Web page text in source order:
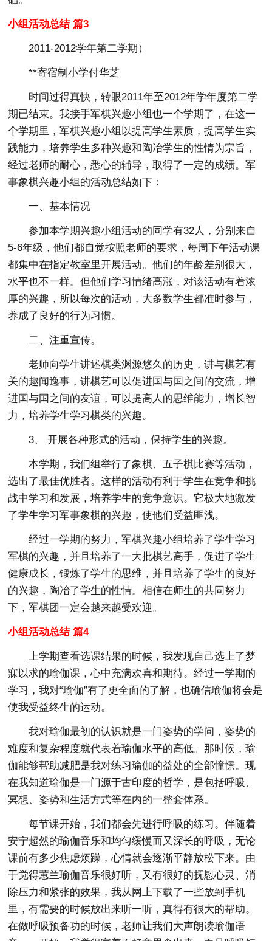
小组活动总结 篇3
2011-2012学年第二学期）
**寄宿制小学付华芝
时间过得真快，转眼2011年至2012年学年度第二学
期已结束。我接手军棋兴趣小组也一个学期了，在这一
个学期里，军棋兴趣小组以提高学生素质，提高学生实
践能力，培养学生多种兴趣和陶冶学生的性情为宗旨，
经过老师的耐心，悉心的辅导，取得了一定的成绩。军
事象棋兴趣小组的活动总结如下：
一、基本情况
参加本学期兴趣小组活动的同学有32人，分别来自
5-6年级，他们都自觉按照老师的要求，每周下午活动课
都集中在指定教室里开展活动。他们的年龄差别很大，
水平也不一样。但他们学习情绪高涨，对该活动有着浓
厚的兴趣，所以每次的活动，大多数学生都准时参与，
养成了良好的行为习惯。
二、注重宣传。
老师向学生讲述棋类渊源悠久的历史，讲与棋艺有
关的趣闻逸事，讲棋艺可以促进国与国之间的交流，增
进国与国之间的友谊，可以提高人的思维能力，增长智
力，培养学生学习棋类的兴趣。
3、 开展各种形式的活动，保持学生的兴趣。
本学期，我们组举行了象棋、五子棋比赛等活动，
选出了最佳优胜者。这样的活动有利于学生在竞争和挑
战中学习和发展，培养学生的竞争意识。它极大地激发
了学生学习军事象棋的兴趣，使他们受益匪浅。
经过一学期的努力，军棋兴趣小组培养了学生学习
军棋的兴趣，并且培养了一大批棋艺高手，促进了学生
健康成长，锻炼了学生的思维，并且培养了学生的良好
的兴趣，陶冶了学生的性情。相信在师生的共同努力
下，军棋团一定会越来越受欢迎。
小组活动总结 篇4
上学期查看选课结果的时候，我发现自己选上了梦
寐以求的瑜伽课，心中充满欢喜和期待。经过一学期的
学习，我对“瑜伽”有了更全面的了解，也确信瑜伽将会是
使我受益终生的运动。
我对瑜伽最初的认识就是一门姿势的学问，姿势的
难度和复杂程度就代表着瑜伽水平的高低。那时候，瑜
伽能够帮助减肥是我对练习瑜伽的益处的全部憧憬。现
在我知道瑜伽是一门源于古印度的哲学，是包括呼吸、
冥想、姿势和生活方式等在内的一整套体系。
每节课开始，我们都会先进行呼吸的练习。伴随着
安宁超然的瑜伽音乐和均匀缓慢而又深长的呼吸，无论
课前有多少焦虑烦躁，心情就会逐渐平静放松下来。由
于觉得蕙兰瑜伽音乐很好听，又有很好的抚慰心灵、消
除压力和紧张的效果，我从网上下载了一些放到手机
里，有需要的时候放出来听一听，真得有很大的帮助。
在做呼吸预备功的时候，老师让我们大声朗读瑜伽语